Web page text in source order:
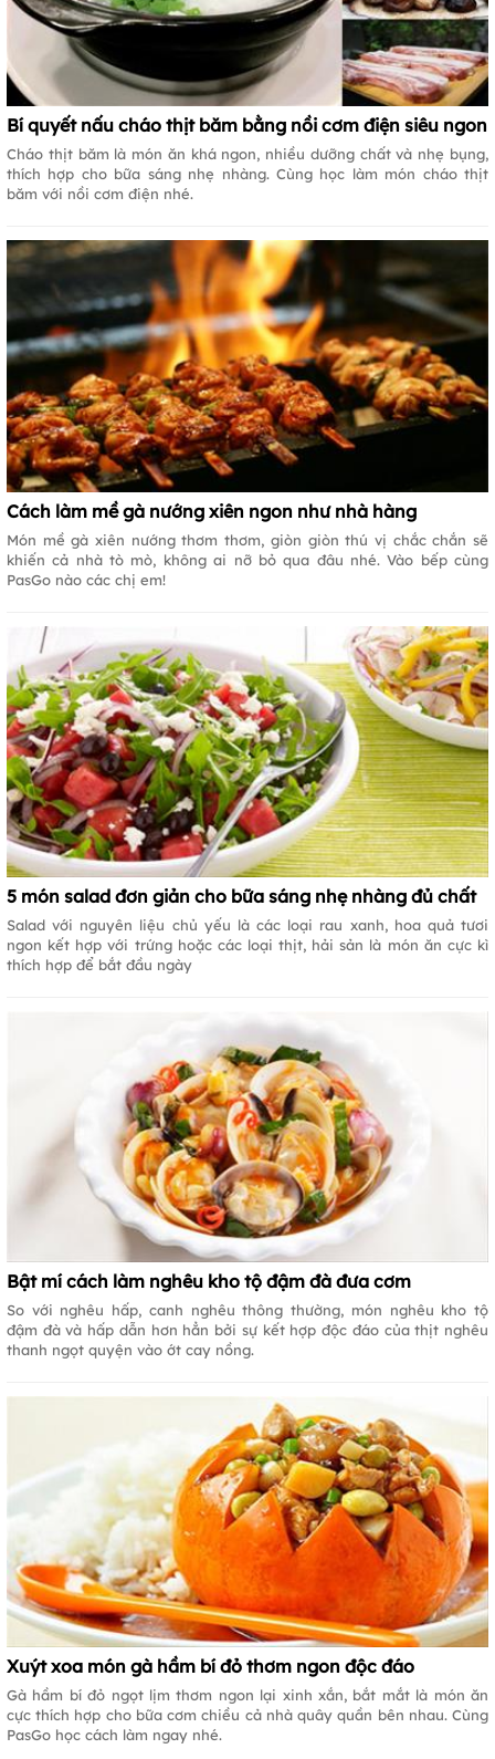
Bí quyết nấu cháo thịt băm bằng nồi cơm điện siêu ngon
Cháo thịt băm là món ăn khá ngon, nhiều dưỡng chất và nhẹ bụng,
thích hợp cho bữa sáng nhẹ nhàng. Cùng học làm món cháo thịt
băm với nồi cơm điện nhé.
Cách làm mề gà nướng xiên ngon như nhà hàng
Món mề gà xiên nướng thơm thơm, giòn giòn thú vị chắc chắn sẽ
khiến cả nhà tò mò, không ai nỡ bỏ qua đâu nhé. Vào bếp cùng
PasGo nào các chị em!
5 món salad đơn giản cho bữa sáng nhẹ nhàng đủ chất
Salad với nguyên liệu chủ yếu là các loại rau xanh, hoa quả tươi
ngon kết hợp với trứng hoặc các loại thịt, hải sản là món ăn cực kì
thích hợp để bắt đầu ngày
Bật mí cách làm nghêu kho tộ đậm đà đưa cơm
So với nghêu hấp, canh nghêu thông thường, món nghêu kho tộ
đậm đà và hấp dẫn hơn hẳn bởi sự kết hợp độc đáo của thịt nghêu
thanh ngọt quyện vào ớt cay nồng.
Xuýt xoa món gà hầm bí đỏ thơm ngon độc đáo
Gà hầm bí đỏ ngọt lịm thơm ngon lại xinh xắn, bắt mắt là món ăn
cực thích hợp cho bữa cơm chiều cả nhà quây quần bên nhau. Cùng
PasGo học cách làm ngay nhé.